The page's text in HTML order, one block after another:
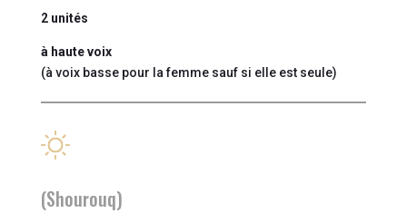
2 unités
à haute voix
(à voix basse pour la femme sauf si elle est seule)
(Shourouq)